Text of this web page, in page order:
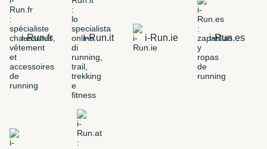
i-Run.fr i-Run.it i-Run.ie i-Run.es